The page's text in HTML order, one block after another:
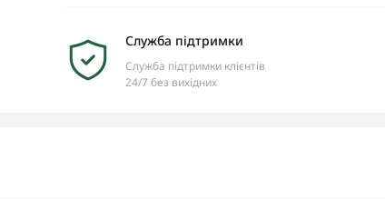
Служба підтримки
Служба підтримки клієнтів
24/7 без вихідних